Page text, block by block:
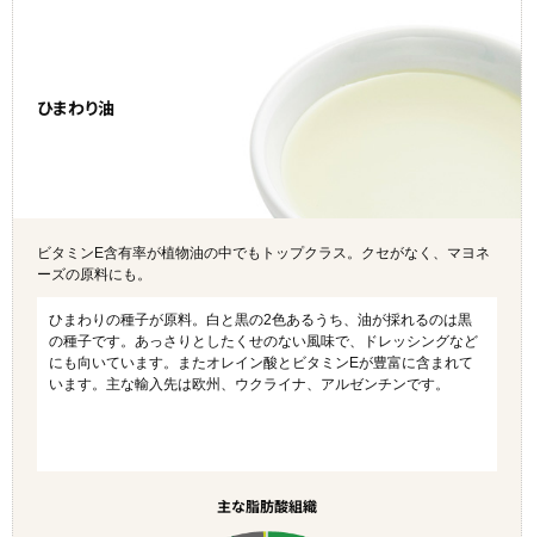
ひまわり油
ビタミンE含有率が植物油の中でもトップクラス。クセがなく、マヨネ
ーズの原料にも。
ひまわりの種子が原料。白と黒の2色あるうち、油が採れるのは黒
の種子です。あっさりとしたくせのない風味で、ドレッシングなど
にも向いています。またオレイン酸とビタミンEが豊富に含まれて
います。主な輸入先は欧州、ウクライナ、アルゼンチンです。
主な脂肪酸組織